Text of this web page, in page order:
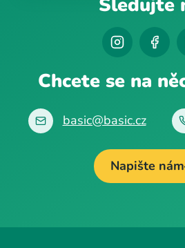
Sledujte
Chcete se na
basic@basic.cz
Napište nám